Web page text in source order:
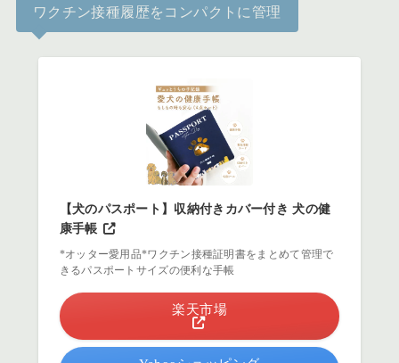
ワクチン接種履歴をコンパクトに管理
【犬のパスポート】収納付きカバー付き 犬の健
康手帳
*オッター愛用品*ワクチン接種証明書をまとめて管理で
きるパスポートサイズの便利な手帳
楽天市場